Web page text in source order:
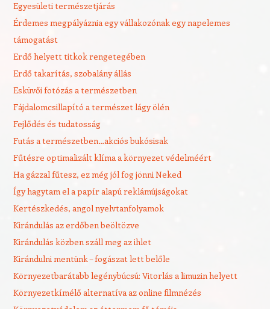
Egyesületi természetjárás
Érdemes megpályáznia egy vállakozónak egy napelemes
támogatást
Erdő helyett titkok rengetegében
Erdő takarítás, szobalány állás
Esküvői fotózás a természetben
Fájdalomcsillapító a természet lágy ölén
Fejlődés és tudatosság
Futás a természetben…akciós bukósisak
Fűtésre optimalizált klíma a környezet védelméért
Ha gázzal fűtesz, ez még jól fog jönni Neked
Így hagytam el a papír alapú reklámújságokat
Kertészkedés, angol nyelvtanfolyamok
Kirándulás az erdőben beöltözve
Kirándulás közben száll meg az ihlet
Kirándulni mentünk – fogászat lett belőle
Környezetbarátabb legénybúcsú: Vitorlás a limuzin helyett
Környezetkímélő alternatíva az online filmnézés